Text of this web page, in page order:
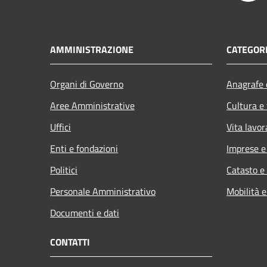
AMMINISTRAZIONE
Organi di Governo
Aree Amministrative
Uffici
Enti e fondazioni
Politici
Personale Amministrativo
Documenti e dati
Cultura
Vita
Imprese
Catasto
Mobilità
CONTATTI